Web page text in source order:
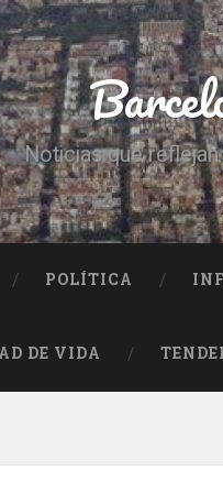
Noticias que
POLÍTICA
DE VIDA